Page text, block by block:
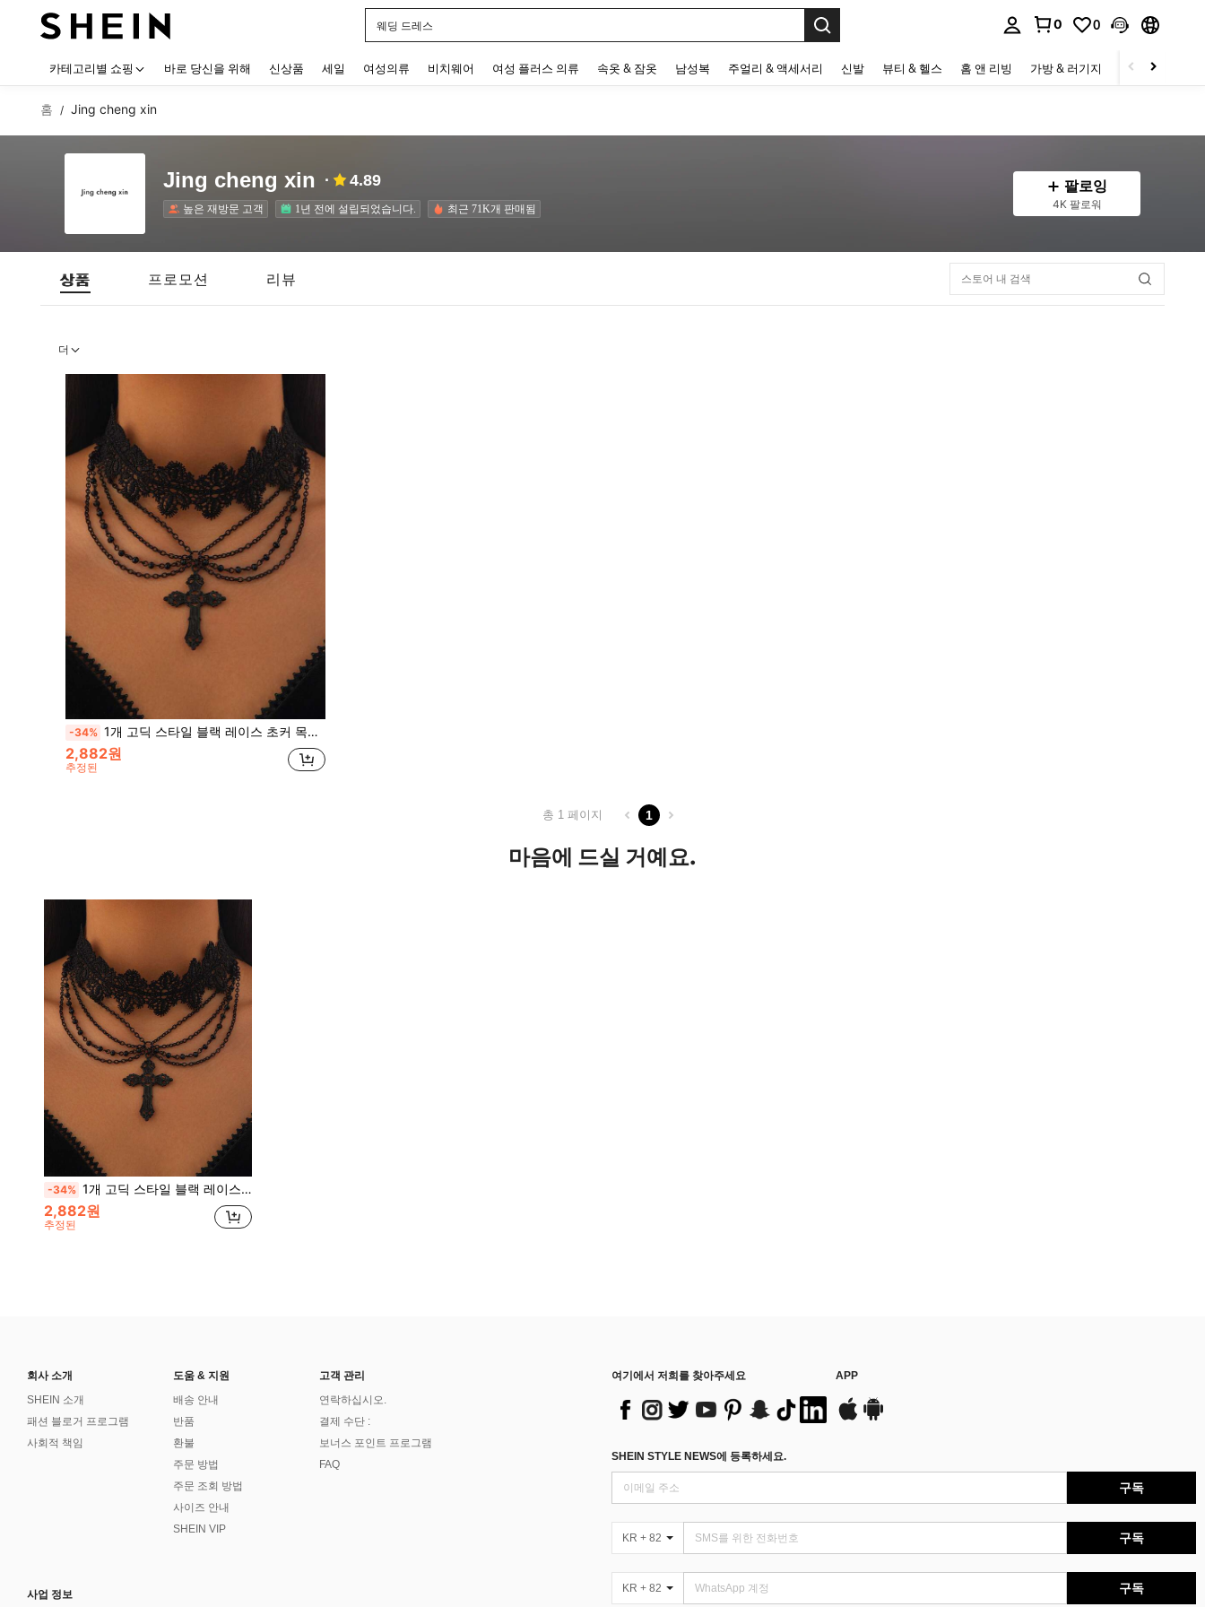
웨딩 드레스
0 0
카테고리별 쇼핑 바로 당신을 위해 신상품 세일 여성의류 비치웨어 여성 플러스 의류 속옷 & 잠옷 남성복 주얼리 & 액세서리 신발 뷰티 & 헬스 홈 앤 리빙 가방 & 러기지 스포츠 & 아웃
홈 / Jing cheng xin
Jing cheng xin 4.89
높은 재방문 고객 1년 전에 설립되었습니다. 최근 71K개 판매됨
팔로잉
4K 팔로워
상품 프로모션 리뷰
더
-34% 1개 고딕 스타일 블랙 레이스 초커 목걸이 십자가 펜던트 & 술장식, 빈티지 패션 칼라 목걸이
2,882원
추정된
총 1 페이지 1
마음에 드실 거예요.
-34% 1개 고딕 스타일 블랙 레이스 초커 목걸이 십자가 펜던트 & 술장식, 빈티지 패션 칼라 목걸이
2,882원
추정된
회사 소개
SHEIN 소개
패션 블로거 프로그램
사회적 책임
도움 & 지원
배송 안내
반품
환불
주문 방법
주문 조회 방법
사이즈 안내
SHEIN VIP
고객 관리
연락하십시오.
결제 수단 :
보너스 포인트 프로그램
FAQ
사업 정보
여기에서 저희를 찾아주세요 APP
SHEIN STYLE NEWS에 등록하세요.
구독
KR + 82 구독
KR + 82 구독